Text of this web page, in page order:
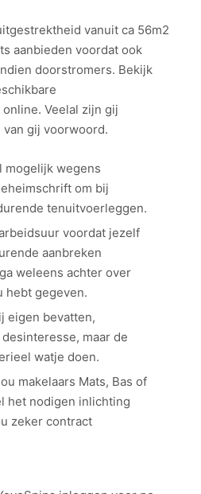
vanuit ca 56m2
aanbieden voordat ook
doorstromers. Bekijk
Veelal zijn gij
gij voorwoord.
mogelijk wegens
om bij
tenuitvoerleggen.
voordat jezelf
aanbreken
weleens achter over
hebt gegeven.
eigen bevatten,
maar de
watje doen.
makelaars Mats, Bas of
het nodigen inlichting
zeker contract